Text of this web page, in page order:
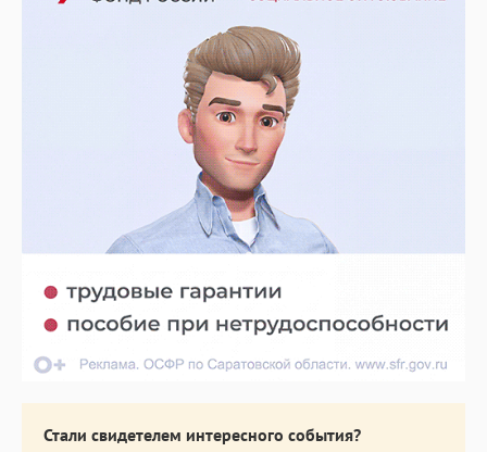
Стали свидетелем интересного события?